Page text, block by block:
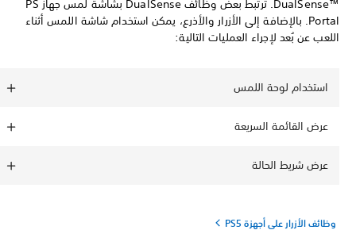
DualSense™‎. ترتبط بعض وظائف DualSense بشاشة لمس جهاز PS
Portal. بالإضافة إلى الأزرار والأذرع، يمكن استخدام شاشة اللمس أثناء
اللعب عن بُعد لإجراء العمليات التالية:
استخدام لوحة اللمس
عرض القائمة السريعة
عرض شريط الحالة
وظائف الأزرار على أجهزة PS5